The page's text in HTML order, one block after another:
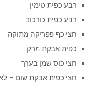
רבע כפית טימין
רבע כפית כורכום
חצי כף פפריקה מתוקה
כפית אבקת מרק
חצי כוס שמן בערך
חצי כפית אבקת שום – לא